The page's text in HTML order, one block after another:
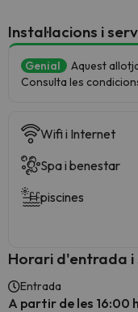
Instal·lacions i
Genial Aquest
Consulta les
Wifi i Internet
Spa i benestar
piscines
Horari d'entrada
Entrada
A partir de les 16:00 h